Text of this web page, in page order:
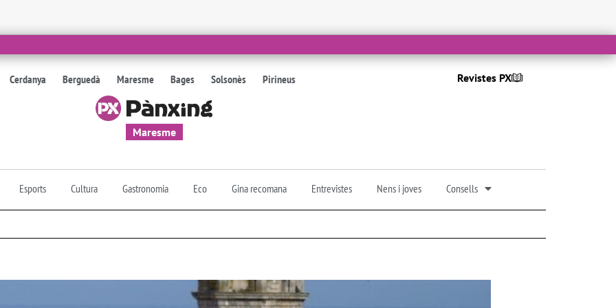
Cerdanya Berguedà Maresme Bages Solsonès Pirineus Revistes PX
Maresme
Esports Cultura Gastronomia Eco Gina recomana Entrevistes Nens i joves Consells